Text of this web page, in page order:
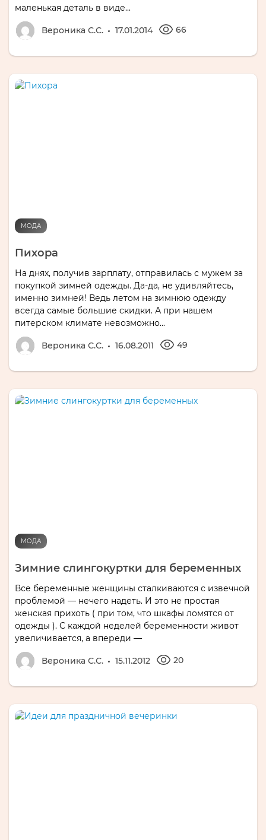
маленькая деталь в виде...
Вероника С.С. 17.01.2014 66
МОДА
Пихора
На днях, получив зарплату, отправилась с мужем за
покупкой зимней одежды. Да-да, не удивляйтесь,
именно зимней! Ведь летом на зимнюю одежду
всегда самые большие скидки. А при нашем
питерском климате невозможно...
Вероника С.С. 16.08.2011 49
МОДА
Зимние слингокуртки для беременных
Все беременные женщины сталкиваются с извечной
проблемой — нечего надеть. И это не простая
женская прихоть ( при том, что шкафы ломятся от
одежды ). С каждой неделей беременности живот
увеличивается, а впереди —
Вероника С.С. 15.11.2012 20